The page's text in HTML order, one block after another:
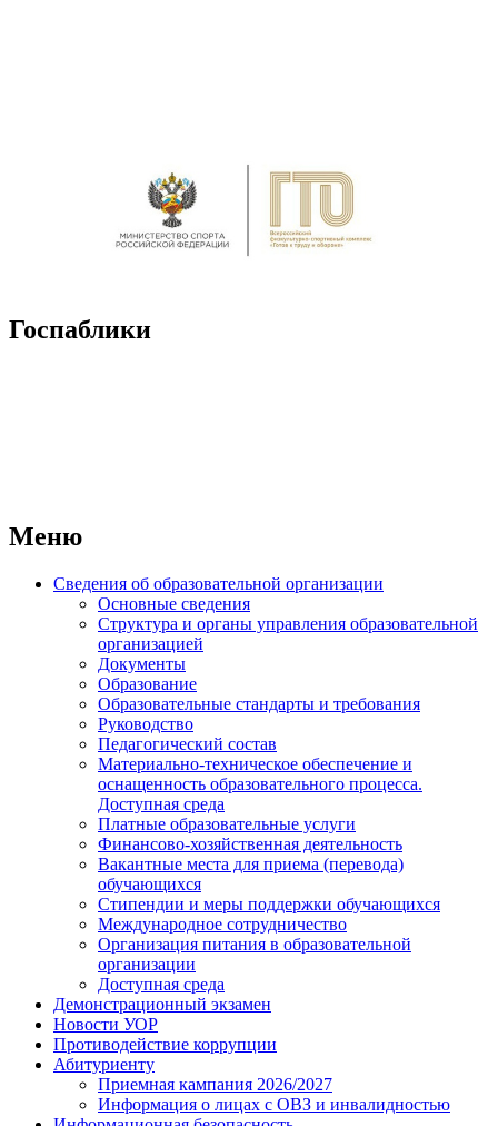
Госпаблики
Меню
Сведения об образовательной организации
Основные сведения
Структура и органы управления образовательной
организацией
Документы
Образование
Образовательные стандарты и требования
Руководство
Педагогический состав
Материально-техническое обеспечение и
оснащенность образовательного процесса.
Доступная среда
Платные образовательные услуги
Финансово-хозяйственная деятельность
Вакантные места для приема (перевода)
обучающихся
Стипендии и меры поддержки обучающихся
Международное сотрудничество
Организация питания в образовательной
организации
Доступная среда
Демонстрационный экзамен
Новости УОР
Противодействие коррупции
Абитуриенту
Приемная кампания 2026/2027
Информация о лицах с ОВЗ и инвалидностью